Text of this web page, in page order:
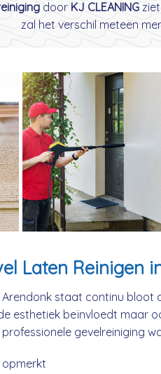
doorKJ CLEANINGziet
zal het verschil meteen
Laten Reinigen
staat continu bloot
esthetiek beïnvloedt maar
gevelreiniging
opmerkt